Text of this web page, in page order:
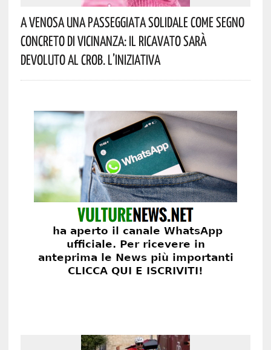
A Venosa Una Passeggiata Solidale Come Segno
Concreto Di Vicinanza: Il Ricavato Sarà
Devoluto Al CROB. L’iniziativa